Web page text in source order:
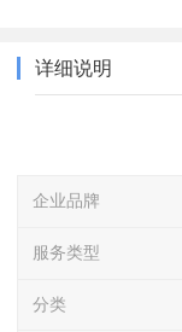
详细说明
企业品牌
服务类型
分类